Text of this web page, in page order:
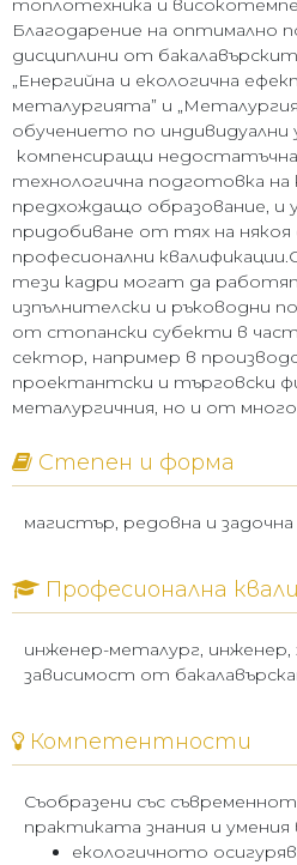
топлотехника и
Благодарение на оптимално
дисциплини от
„Енергийна и екологична
металургията” и
обучението по индивидуални
компенсиращи
технологична подготовка на
предхождащо образование,
придобиване от тях на
професионални
тези кадри могат да
изпълнителски и ръководни
от стопански субекти в
сектор, например в
проектантски и търговски
металургичния, но и от
Степен и форма
магистър, редовна и
Професионална
инженер-металург, инженер,
зависимост от
Компетентности
Съобразени със
практиката знания и
екологичното